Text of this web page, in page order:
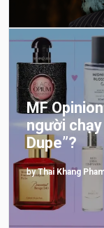
MF
người
Dupe”?
byThai Khang